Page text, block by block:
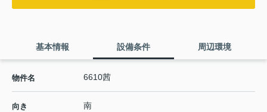
基本情報 設備条件 周辺環境
物件名 6610茜
向き 南